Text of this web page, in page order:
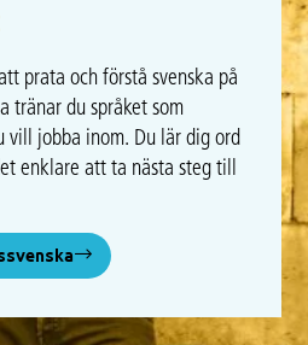
prata och förstå svenska på
tränar du språket som
vill jobba inom. Du lär dig ord
enklare att ta nästa steg till